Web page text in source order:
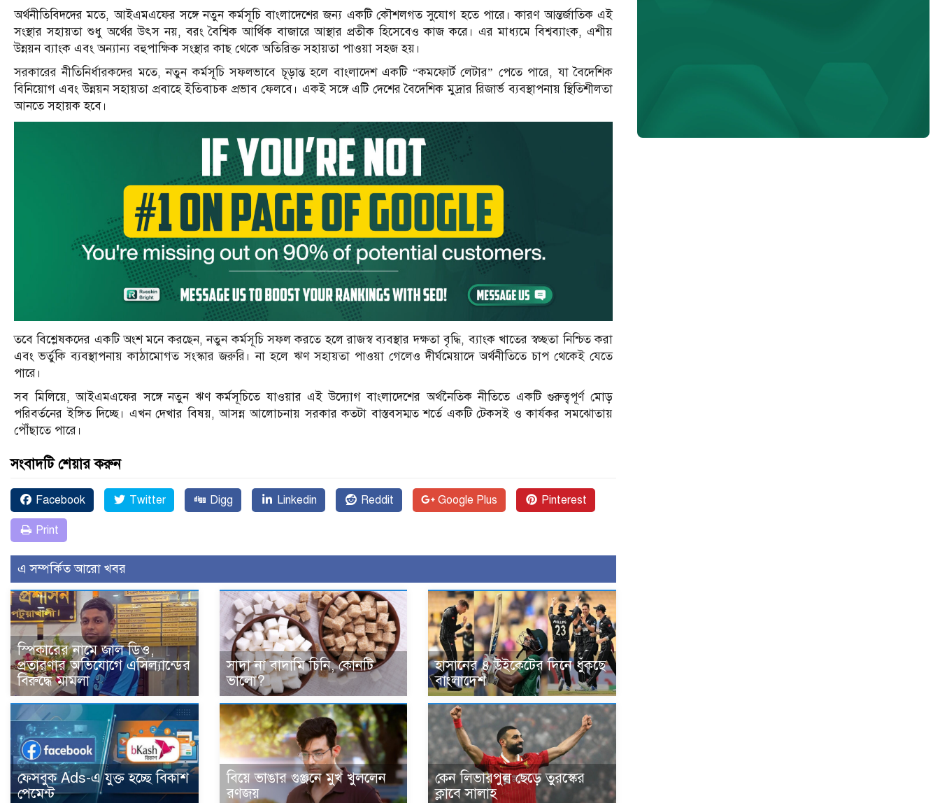
অর্থনীতিবিদদের মতে, আইএমএফের সঙ্গে নতুন কর্মসূচি বাংলাদেশের জন্য একটি কৌশলগত সুযোগ হতে পারে। কারণ আন্তর্জাতিক এই
সংস্থার সহায়তা শুধু অর্থের উৎস নয়, বরং বৈশ্বিক আর্থিক বাজারে আস্থার প্রতীক হিসেবেও কাজ করে। এর মাধ্যমে বিশ্বব্যাংক, এশীয়
উন্নয়ন ব্যাংক এবং অন্যান্য বহুপাক্ষিক সংস্থার কাছ থেকে অতিরিক্ত সহায়তা পাওয়া সহজ হয়।
সরকারের নীতিনির্ধারকদের মতে, নতুন কর্মসূচি সফলভাবে চূড়ান্ত হলে বাংলাদেশ একটি “কমফোর্ট লেটার” পেতে পারে, যা বৈদেশিক
বিনিয়োগ এবং উন্নয়ন সহায়তা প্রবাহে ইতিবাচক প্রভাব ফেলবে। একই সঙ্গে এটি দেশের বৈদেশিক মুদ্রার রিজার্ভ ব্যবস্থাপনায় স্থিতিশীলতা
আনতে সহায়ক হবে।
তবে বিশ্লেষকদের একটি অংশ মনে করছেন, নতুন কর্মসূচি সফল করতে হলে রাজস্ব ব্যবস্থার দক্ষতা বৃদ্ধি, ব্যাংক খাতের স্বচ্ছতা নিশ্চিত করা
এবং ভর্তুকি ব্যবস্থাপনায় কাঠামোগত সংস্কার জরুরি। না হলে ঋণ সহায়তা পাওয়া গেলেও দীর্ঘমেয়াদে অর্থনীতিতে চাপ থেকেই যেতে
পারে।
সব মিলিয়ে, আইএমএফের সঙ্গে নতুন ঋণ কর্মসূচিতে যাওয়ার এই উদ্যোগ বাংলাদেশের অর্থনৈতিক নীতিতে একটি গুরুত্বপূর্ণ মোড়
পরিবর্তনের ইঙ্গিত দিচ্ছে। এখন দেখার বিষয়, আসন্ন আলোচনায় সরকার কতটা বাস্তবসম্মত শর্তে একটি টেকসই ও কার্যকর সমঝোতায়
পৌঁছাতে পারে।
সংবাদটি শেয়ার করুন
Facebook Twitter Digg Linkedin Reddit Google Plus Pinterest
Print
এ সম্পর্কিত আরো খবর
স্পিকারের নামে জাল ডিও,
প্রতারণার অভিযোগে এসিল্যান্ডের
বিরুদ্ধে মামলা
সাদা না বাদামি চিনি, কোনটি
ভালো?
হাসানের ৪ উইকেটের দিনে ধুঁকছে
বাংলাদেশ
ফেসবুক Ads-এ যুক্ত হচ্ছে বিকাশ
পেমেন্ট
বিয়ে ভাঙার গুঞ্জনে মুখ খুললেন
রণজয়
কেন লিভারপুল ছেড়ে তুরস্কের
ক্লাবে সালাহ